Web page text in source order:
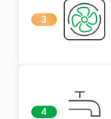
3
4